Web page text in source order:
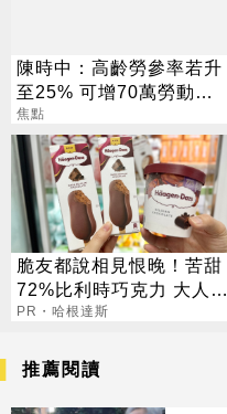
陳時中：高齡勞參率若升
至25% 可增70萬勞動人
口
焦點
脆友都說相見恨晚！苦甜
72%比利時巧克力 大人味
爆紅！
PR・哈根達斯
推薦閱讀